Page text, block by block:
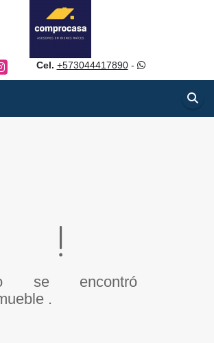
Cel. +573044417890-
se encontró
.